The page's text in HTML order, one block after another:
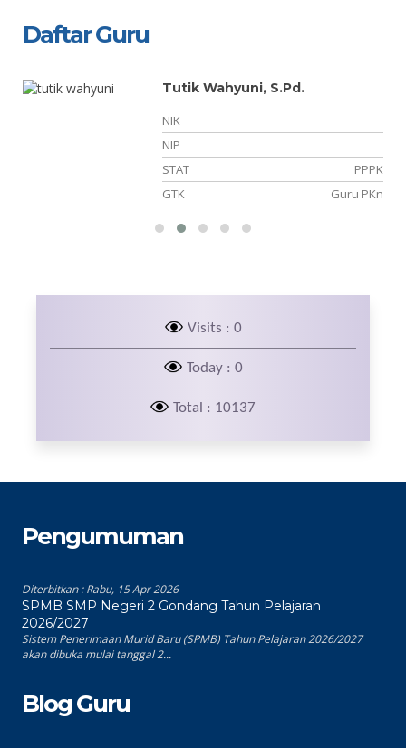
Daftar Guru
Tutik Wahyuni, S.Pd.
NIK
NIP
STAT
PPPK
GTK
Guru PKn
Visits : 0
Today : 0
Total : 10137
Pengumuman
Diterbitkan :Rabu, 15 Apr 2026
SPMB SMP Negeri 2 Gondang Tahun Pelajaran
2026/2027
Sistem Penerimaan Murid Baru (SPMB) Tahun Pelajaran 2026/2027
akan dibuka mulai tanggal 2...
Blog Guru